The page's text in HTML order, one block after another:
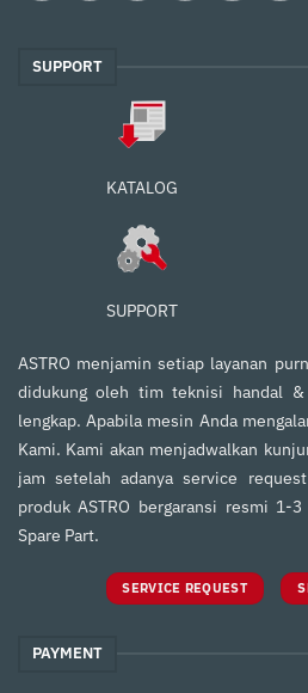
SUPPORT
KATALOG
SUPPORT
ASTRO menjamin setiap layanan
didukung oleh tim teknisi handal &
lengkap. Apabila mesin Anda
Kami. Kami akan menjadwalkan
jam setelah adanya service
produk ASTRO bergaransi resmi 1-
Spare Part.
SERVICE REQUEST
PAYMENT